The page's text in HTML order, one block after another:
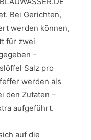
Bei Gerichten,
werden können,
für zwei
–
Salz pro
werden als
den Zutaten –
aufgeführt.
auf die